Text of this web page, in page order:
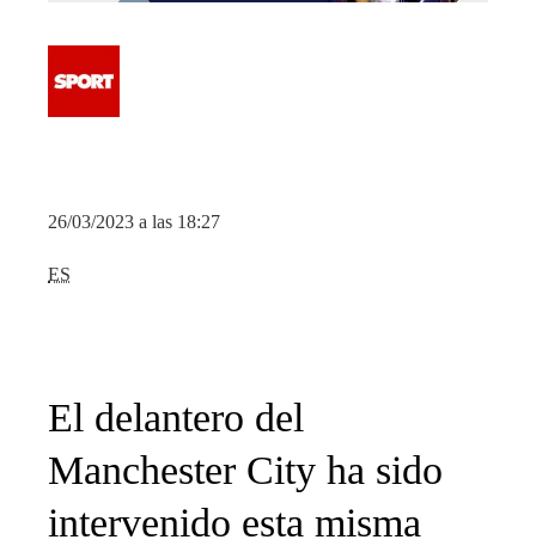
26/03/2023 a las 18:27
ES
El delantero del
Manchester City ha sido
intervenido esta misma